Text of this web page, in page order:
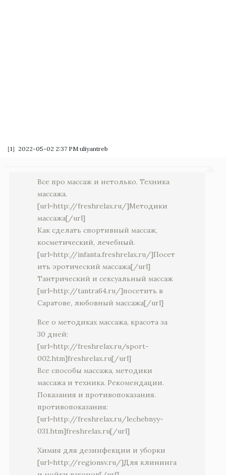
［1］2022-05-02 2:37 PM uliyantreb
Все про массаж и нетолько. Техника
массажа.
[url=http://freshrelax.ru/]Методики
массажа[/url]
Как сделать спортивный массаж,
косметический, лечебный.
[url=http://infanta.freshrelax.ru/]Посет
ить эротический массажа[/url]
Тантрический и сексуальный массаж
[url=http://tantra64.ru/]посетить в
Саратове, любовный массажа[/url]
Все о методиках массажа, красота за
30 дней:
[url=http://freshrelax.ru/sport-
002.htm]freshrelax.ru[/url]
Все способы массажа, методики
массажа и техника. Рекомендации.
Показания и противопоказания.
противопоказания:
[url=http://freshrelax.ru/lechebnyy-
031.htm]freshrelax.ru[/url]
Химия для дезинфекции и уборки
[url=http://regionsv.ru/]Для клининга